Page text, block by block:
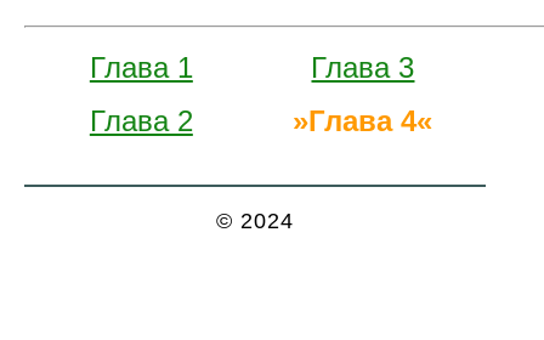
Глава 1
Глава 2
Глава 3
Глава 4
© 2024